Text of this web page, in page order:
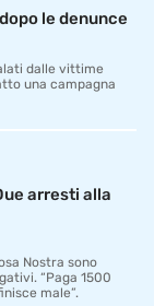
le denunce
dalle vittime
una campagna
arresti alla
Nostra sono
“Paga 1500
male”.